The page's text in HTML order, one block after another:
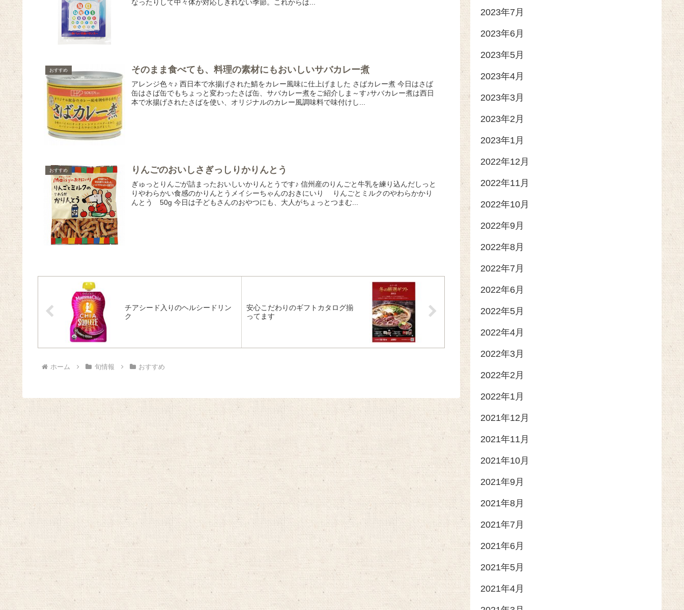
なったりして中々体が対応しきれない季節。これからは...
おすすめ そのまま食べても、料理の素材にもおいしいサバカレー煮
アレンジ色々♪ 西日本で水揚げされた鯖をカレー風味に仕上げました さばカレー煮 今日はさば
缶はさば缶でもちょっと変わったさば缶、サバカレー煮をご紹介しま～す♪サバカレー煮は西日
本で水揚げされたさばを使い、オリジナルのカレー風調味料で味付けし...
おすすめ りんごのおいしさぎっしりかりんとう
ぎゅっとりんごが詰まったおいしいかりんとうです♪ 信州産のりんごと牛乳を練り込んだしっと
りやわらかい食感のかりんとうメイシーちゃんのおきにいり りんごとミルクのやわらかかり
んとう 50g 今日は子どもさんのおやつにも、大人がちょっとつまむ...
チアシード入りのヘルシードリン
ク
安心こだわりのギフトカタログ揃
ってます
ホーム 旬情報 おすすめ
2023年7月
2023年6月
2023年5月
2023年4月
2023年3月
2023年2月
2023年1月
2022年12月
2022年11月
2022年10月
2022年9月
2022年8月
2022年7月
2022年6月
2022年5月
2022年4月
2022年3月
2022年2月
2022年1月
2021年12月
2021年11月
2021年10月
2021年9月
2021年8月
2021年7月
2021年6月
2021年5月
2021年4月